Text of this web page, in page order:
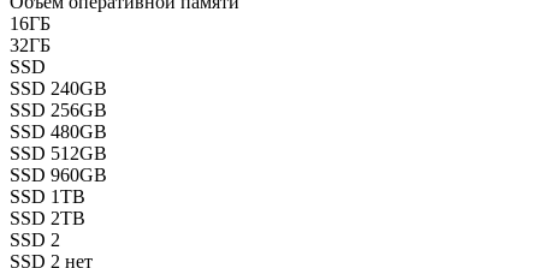
16ГБ
32ГБ
SSD
SSD 240GB
SSD 256GB
SSD 480GB
SSD 512GB
SSD 960GB
SSD 1TB
SSD 2TB
SSD 2
SSD 2 нет